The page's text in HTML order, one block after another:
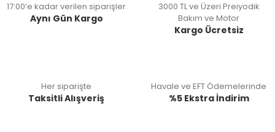
17:00’e kadar verilen siparişler
Aynı Gün Kargo
3000 TL ve Üzeri Preiyodik
Bakım ve Motor
Kargo Ücretsiz
Her siparişte
Taksitli Alışveriş
Havale ve EFT Ödemelerinde
%5 Ekstra İndirim